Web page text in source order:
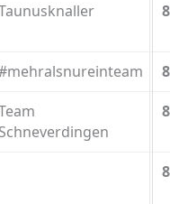
Schneverdingen